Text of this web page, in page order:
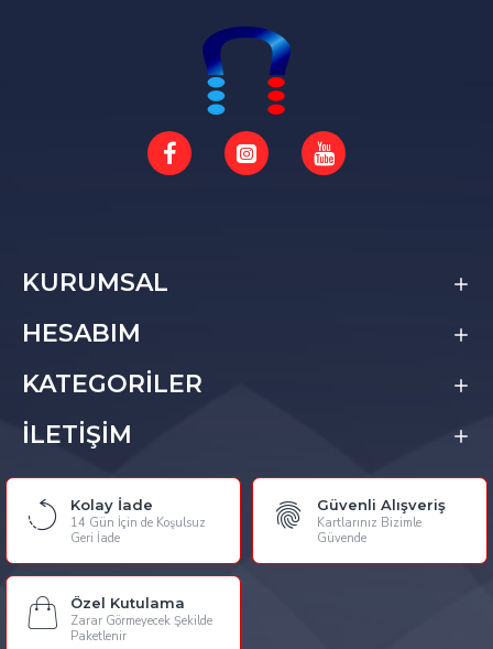
KURUMSAL
HESABIM
KATEGORİLER
İLETİŞİM
Kolay İade
14 Gün İçin de Koşulsuz
Geri İade
Güvenli Alışveriş
Kartlarınız Bizimle
Güvende
Özel Kutulama
Zarar Görmeyecek Şekilde
Paketlenir